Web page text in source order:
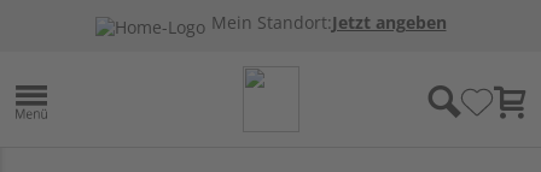
Mein Standort:Jetzt angeben